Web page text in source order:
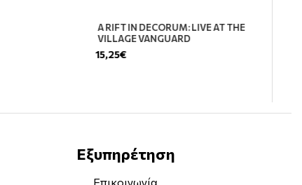
A RIFT IN DECORUM: LIVE AT THE
VILLAGE VANGUARD
15,25€
Εξυπηρέτηση
Επικοινωνία